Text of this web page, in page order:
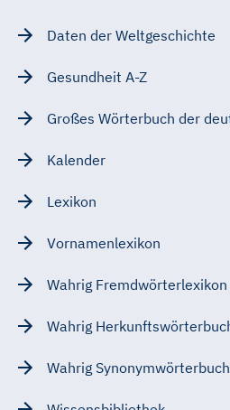
Daten der Weltgeschichte
Gesundheit A-Z
Großes Wörterbuch der
Kalender
Lexikon
Vornamenlexikon
Wahrig Fremdwörterlexikon
Wahrig
Wahrig Synonymwörterbuch